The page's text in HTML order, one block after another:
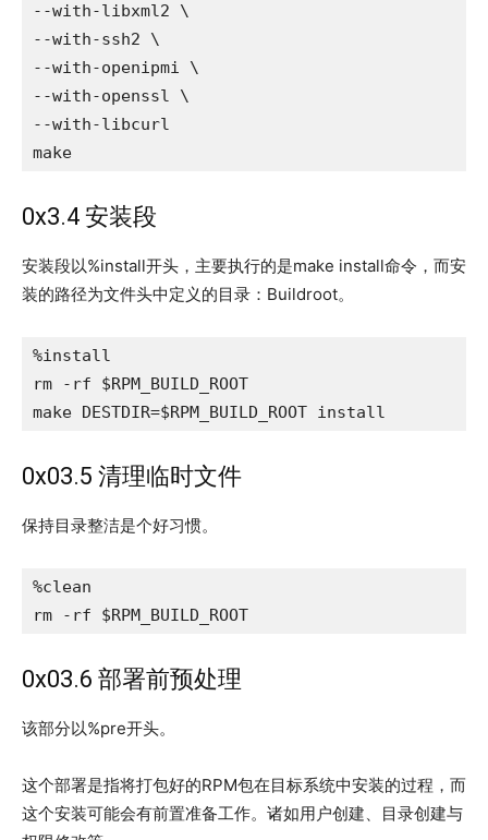
--with-libxml2 \
--with-ssh2 \
--with-openipmi \
--with-openssl \
--with-libcurl
make
0x3.4 安装段
安装段以%install开头，主要执行的是make install命令，而安
装的路径为文件头中定义的目录：Buildroot。
%install
rm -rf $RPM_BUILD_ROOT
make DESTDIR=$RPM_BUILD_ROOT install
0x03.5 清理临时文件
保持目录整洁是个好习惯。
%clean
rm -rf $RPM_BUILD_ROOT
0x03.6 部署前预处理
该部分以%pre开头。
这个部署是指将打包好的RPM包在目标系统中安装的过程，而
这个安装可能会有前置准备工作。诸如用户创建、目录创建与